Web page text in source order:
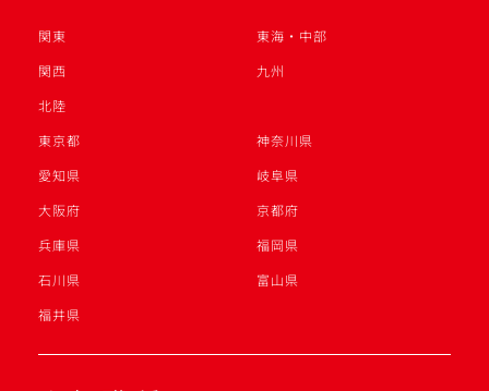
関東
東海・中部
関西
九州
北陸
東京都
神奈川県
愛知県
岐阜県
大阪府
京都府
兵庫県
福岡県
石川県
富山県
福井県